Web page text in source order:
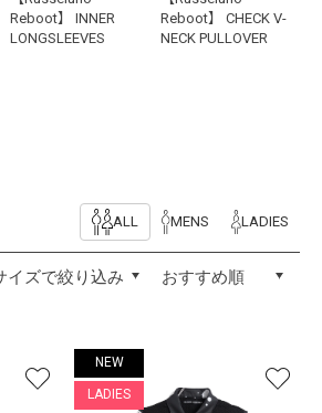
Reboot】 INNER
LONGSLEEVES
Reboot】 CHECK V-
NECK PULLOVER
ALL MENS LADIES
NEW
LADIES